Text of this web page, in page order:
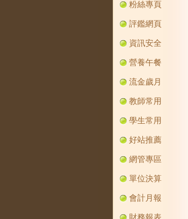
粉絲專頁
評鑑網頁
資訊安全
營養午餐
流金歲月
教師常用
學生常用
好站推薦
網管專區
單位決算
會計月報
財務報表